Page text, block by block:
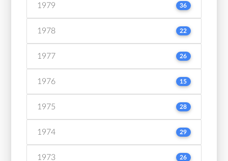
1979 36
1978 22
1977 26
1976 15
1975 28
1974 29
1973 26